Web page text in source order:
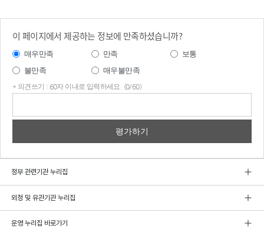
이 페이지에서 제공하는 정보에 만족하셨습니까?
매우만족 만족
보통
불만족
매우불만족
* 의견쓰기 : 60자 이내로 입력하세요. (0/60)
정부 관련기관 누리집
외청 및 유관기관 누리집
운영 누리집 바로가기